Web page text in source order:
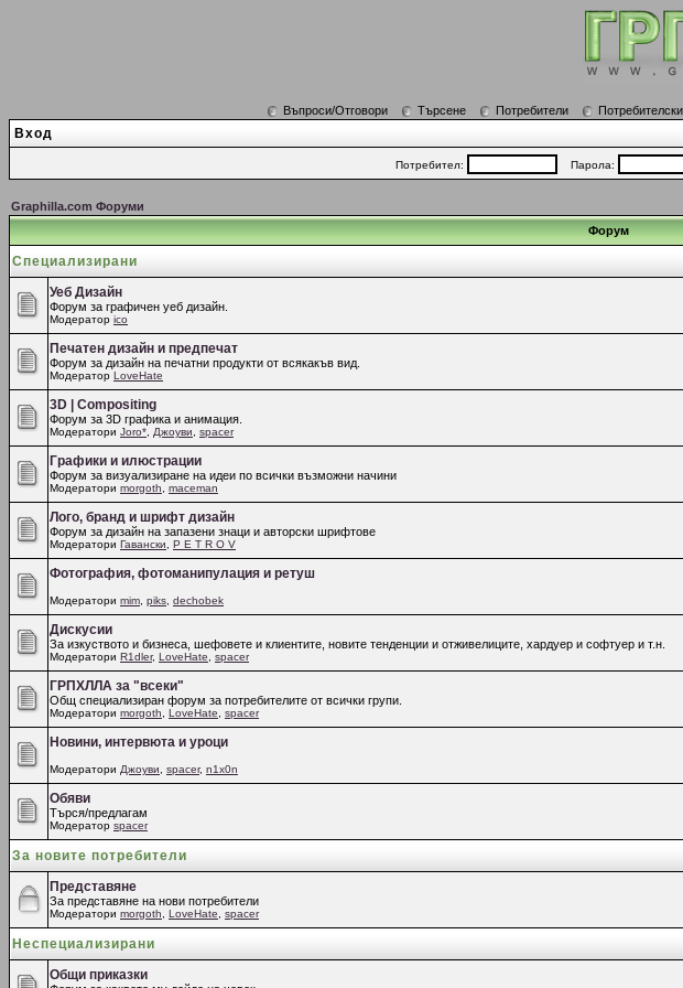
Въпроси/Отговори Търсене Потребители
Вход
Потребител: Парола:
Graphilla.com Форуми
Форум
Специализирани
Уеб Дизайн
Форум за графичен уеб дизайн.
Модератор ico
Печатен дизайн и предпечат
Форум за дизайн на печатни продукти от всякакъв вид.
Модератор LoveHate
3D | Compositing
Форум за 3D графика и анимация.
Модератори Joro* Джоуви spacer
Графики и илюстрации
Форум за визуализиране на идеи по всички възможни начини
Модератори morgoth maceman
Лого, бранд и шрифт дизайн
Форум за дизайн на запазени знаци и авторски шрифтове
Модератори Гавански P E T R O V
Фотография, фотоманипулация и ретуш
Модератори mim piks dechobek
Дискусии
За изкуството и бизнеса, шефовете и клиентите, новите тенденции и отживелиците, хардуер и софтуер и т.н.
Модератори R1dler, LoveHate spacer
ГРПХЛЛА за "всеки"
Общ специализиран форум за потребителите от всички групи.
Модератори morgoth LoveHate spacer
Новини, интервюта и уроци
Модератори Джоуви spacer, n1x0n
Обяви
Търся/предлагам
Модератор spacer
За новите потребители
Представяне
За представяне на нови потребители
Модератори morgoth LoveHate spacer
Неспециализирани
Общи приказки